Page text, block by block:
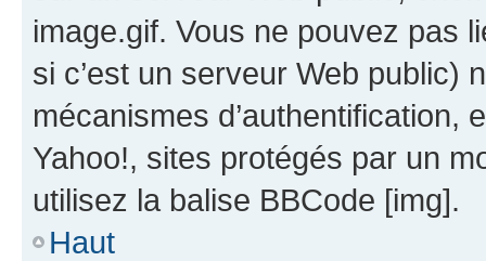
image.gif. Vous ne pouvez pas
si c’est un serveur Web public)
mécanismes d’authentification,
Yahoo!, sites protégés par un
utilisez la balise BBCode [img].
Haut